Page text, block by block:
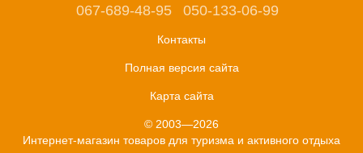
067-689-48-95 050-133-06-99
Контакты
Полная версия сайта
Карта сайта
© 2003—2026
Интернет-магазин товаров для туризма и активного отдыха